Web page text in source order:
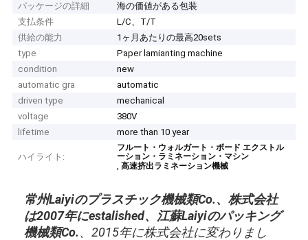
パッケージの詳細
海の価値がある包装
支払条件
L/C、T/T
供給の能力
1ヶ月あたりの最高20sets
type
Paper lamianting machine
condition
new
automatic gra
automatic
driven type
mechanical
voltage
380V
lifetime
more than 10 year
ハイライト:
フルート・ウォルガート・ボード エクストル
ーション・ラミネーション・マシン
,高速挤出ラミネーション機械
常州Laiyiのプラスチック機械類Co.、株式会社
は2007年にestalished、江蘇Laiyiのパッキング
機械類Co.、2015年に株式会社に変わりまし